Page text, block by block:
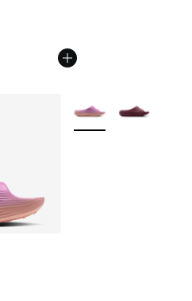
Meer kleuren